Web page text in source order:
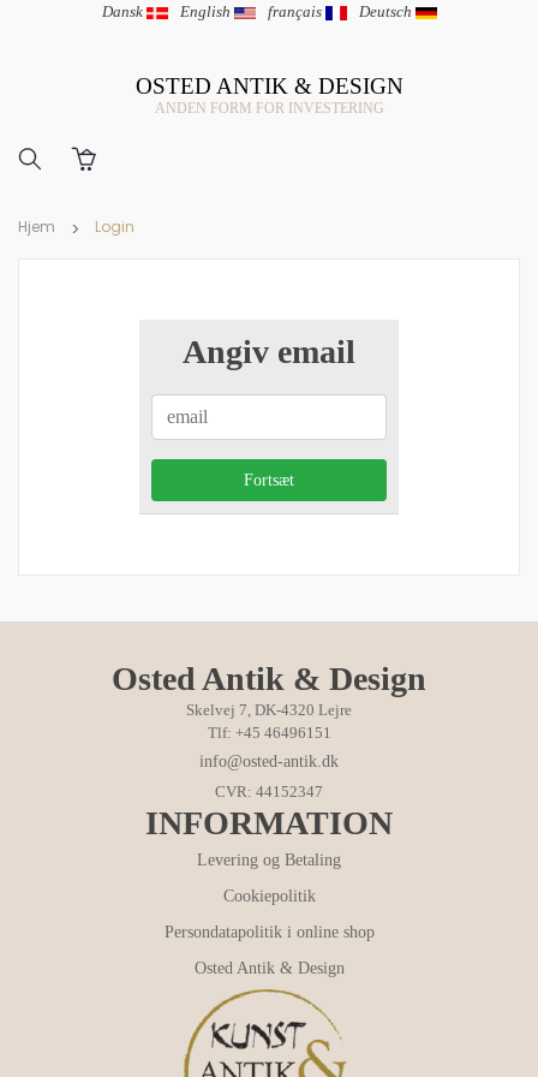
Dansk | English | français | Deutsch
OSTED ANTIK & DESIGN
ANDEN FORM FOR INVESTERING
Hjem Login
Angiv email
Osted Antik & Design
Skelvej 7, DK-4320 Lejre
Tlf: +45 46496151
info@osted-antik.dk
CVR: 44152347
INFORMATION
Levering og Betaling
Cookiepolitik
Persondatapolitik i online shop
Osted Antik & Design